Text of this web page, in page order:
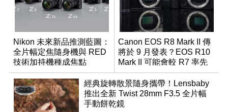
Nikon 未來新品推測藍圖：
全片幅定焦隨身機與 RED
技術加持機種成焦點
Canon EOS R8 Mark II 傳
將於 9 月發表？EOS R10
Mark II 可能會較 R7 率先
推出
經典旋轉散景隨身攜帶！Lensbaby
推出全新 Twist 28mm F3.5 全片幅
手動餅乾鏡